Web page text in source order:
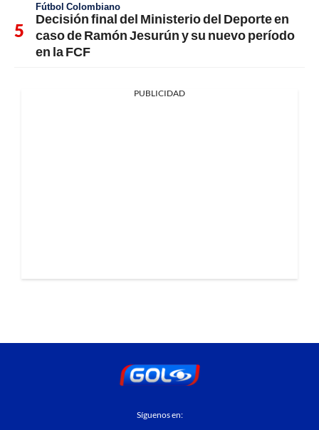
Fútbol Colombiano
Decisión final del Ministerio del Deporte en
caso de Ramón Jesurún y su nuevo período
en la FCF
PUBLICIDAD
Síguenos en: